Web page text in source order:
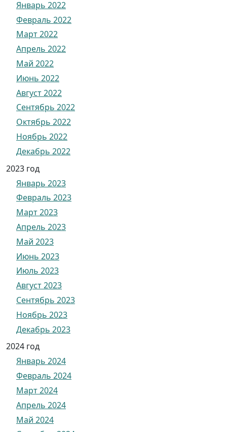
Январь 2022
Февраль 2022
Март 2022
Апрель 2022
Май 2022
Июнь 2022
Август 2022
Сентябрь 2022
Октябрь 2022
Ноябрь 2022
Декабрь 2022
2023 год
Январь 2023
Февраль 2023
Март 2023
Апрель 2023
Май 2023
Июнь 2023
Июль 2023
Август 2023
Сентябрь 2023
Ноябрь 2023
Декабрь 2023
2024 год
Январь 2024
Февраль 2024
Март 2024
Апрель 2024
Май 2024